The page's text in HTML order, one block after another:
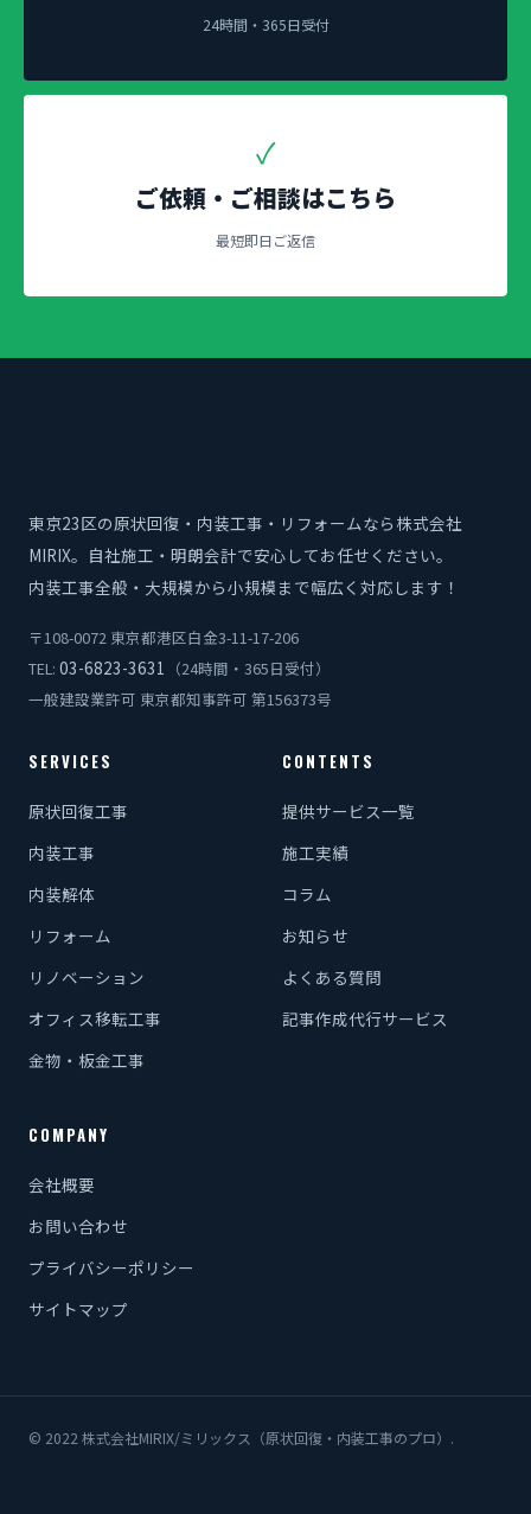
24時間・365日受付
✓
ご依頼・ご相談はこちら
最短即日ご返信
東京23区の原状回復・内装工事・リフォームなら株式会社
MIRIX。自社施工・明朗会計で安心してお任せください。
内装工事全般・大規模から小規模まで幅広く対応します！
〒108-0072 東京都港区白金3-11-17-206
TEL: 03-6823-3631 （24時間・365日受付）
一般建設業許可 東京都知事許可 第156373号
SERVICES
原状回復工事
内装工事
内装解体
リフォーム
リノベーション
オフィス移転工事
金物・板金工事
CONTENTS
提供サービス一覧
施工実績
コラム
お知らせ
よくある質問
記事作成代行サービス
COMPANY
会社概要
お問い合わせ
プライバシーポリシー
サイトマップ
© 2022 株式会社MIRIX/ミリックス（原状回復・内装工事のプロ）.